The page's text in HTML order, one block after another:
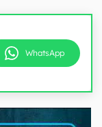
WhatsApp